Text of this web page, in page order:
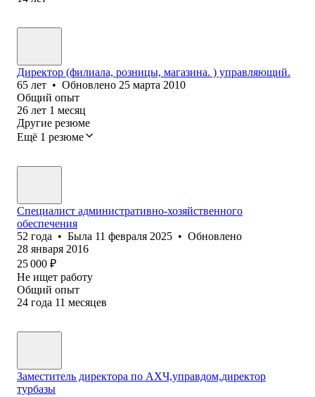
Директор (филиала, розницы, магазина. ) управляющий.
65 лет • Обновлено 25 марта 2010
Общий опыт
26 лет 1 месяц
Другие резюме
Ещё 1 резюме
Специалист административно-хозяйственного
обеспечения
52 года • Была 11 февраля 2025 • Обновлено
28 января 2016
25 000 ₽
Не ищет работу
Общий опыт
24 года 11 месяцев
Заместитель директора по АХЧ,управдом,директор
турбазы